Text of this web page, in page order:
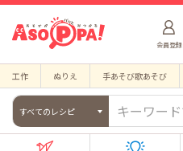
会員登録
工作 ぬりえ 手あそび歌あそび
すべてのレシピ